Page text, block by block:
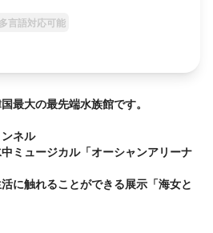
多言語対応可能
最大の最先端水族館です。
ネル
ミュージカル「オーシャンアリーナ
に触れることができる展示「海女と